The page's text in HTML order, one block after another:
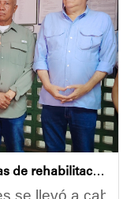
Autoridades inspeccionan obras de rehabilitación en la U.E.N. José Antonio Calcaño en Caucagüita
se llevó a cabo